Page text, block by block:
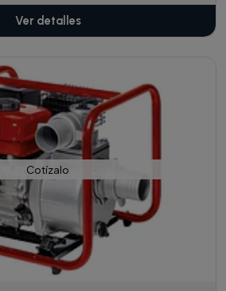
Ver detalles
Cotízalo